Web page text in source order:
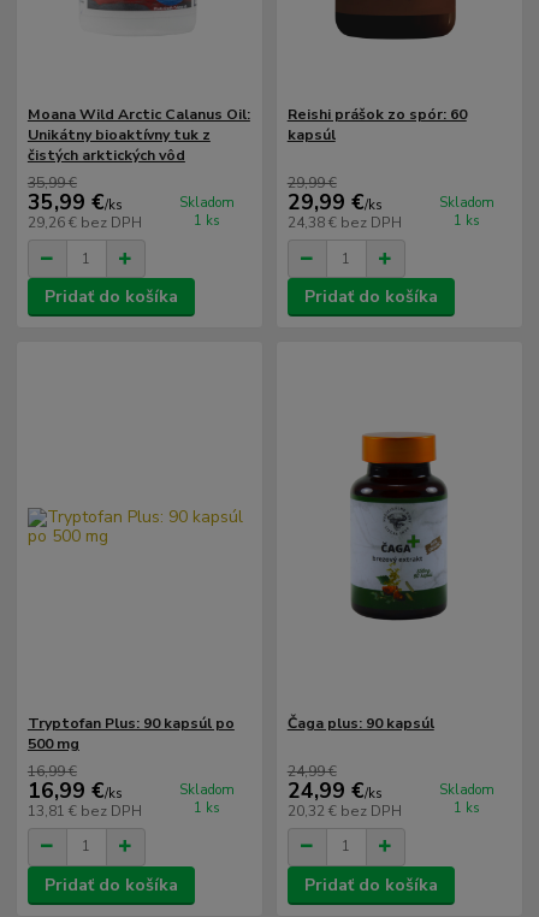
Moana Wild Arctic Calanus Oil:
Unikátny bioaktívny tuk z
čistých arktických vôd
35,99 €
35,99 €/ks
29,26 € bez DPH
Skladom
1 ks
Pridať do košíka
Reishi prášok zo spór: 60
kapsúl
29,99 €
29,99 €/ks
24,38 € bez DPH
Skladom
1 ks
Pridať do košíka
Tryptofan Plus: 90 kapsúl po
500 mg
16,99 €
16,99 €/ks
13,81 € bez DPH
Skladom
1 ks
Pridať do košíka
Čaga plus: 90 kapsúl
24,99 €
24,99 €/ks
20,32 € bez DPH
Skladom
1 ks
Pridať do košíka